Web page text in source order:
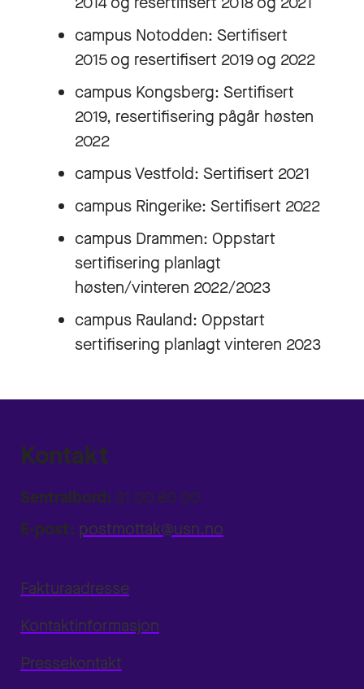
campus Notodden: Sertifisert
2015 og resertifisert 2019 og 2022
campus Kongsberg: Sertifisert
2019, resertifisering pågår høsten
2022
campus Vestfold: Sertifisert 2021
campus Ringerike: Sertifisert 2022
campus Drammen: Oppstart
sertifisering planlagt
høsten/vinteren 2022/2023
campus Rauland: Oppstart
sertifisering planlagt vinteren 2023
Kontakt
Sentralbord: 31 00 80 00
E-post: postmottak@usn.no
Fakturaadresse
Kontaktinformasjon
Pressekontakt